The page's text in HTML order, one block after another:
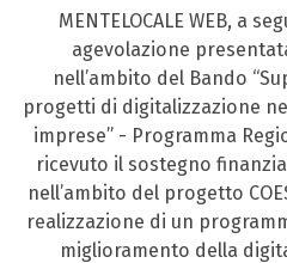
MENTELOCALE WEB, a
agevolazione
nell’ambito del Bando
progetti di digitalizzazione
imprese” - Programma
ricevuto il sostegno
nell’ambito del progetto
realizzazione di un
miglioramento della